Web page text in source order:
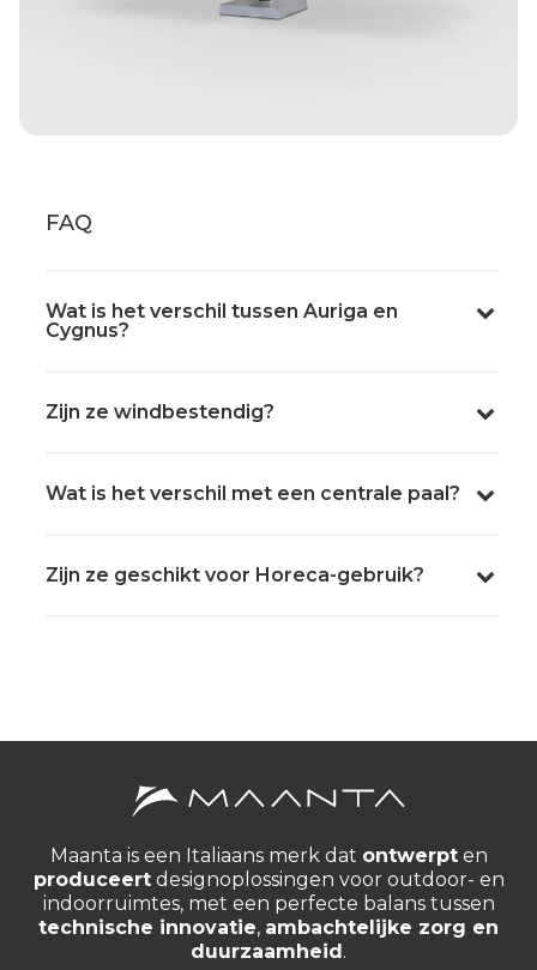
FAQ
Wat is het verschil tussen Auriga en
Cygnus?
Zijn ze windbestendig?
Wat is het verschil met een centrale paal?
Zijn ze geschikt voor Horeca-gebruik?
Maanta is een Italiaans merk dat ontwerpten
produceertdesignoplossingen voor outdoor- en
indoorruimtes, met een perfecte balans tussen
technische innovatie, ambachtelijke zorg en
duurzaamheid .